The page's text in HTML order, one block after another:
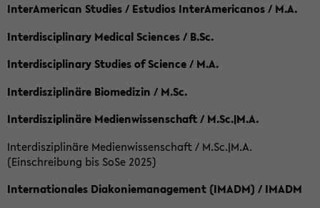
InterAmerican Studies / Estudios InterAmericanos / M.A.
Interdisciplinary Medical Sciences / B.Sc.
Interdisciplinary Studies of Science / M.A.
Interdisziplinäre Biomedizin / M.Sc.
Interdisziplinäre Medienwissenschaft / M.Sc.|M.A.
Interdisziplinäre Medienwissenschaft / M.Sc.|M.A.
(Einschreibung bis SoSe 2025)
Internationales Diakoniemanagement (IMADM) / IMADM